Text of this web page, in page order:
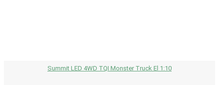
Summit LED 4WD TQI Monster Truck El 1:10